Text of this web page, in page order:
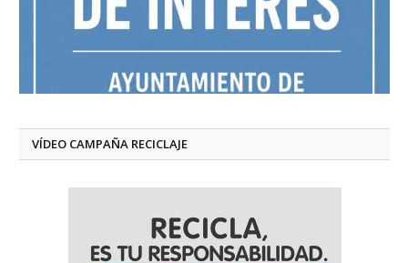
VÍDEO CAMPAÑA RECICLAJE